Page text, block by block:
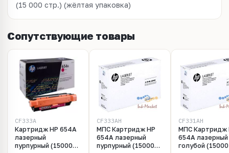
(15 000 стр.) (жёлтая упаковка)
Сопутствующие товары
CF333A
Картридж HP 654A
лазерный
пурпурный (15000
CF333AH
МПС Картридж HP
654A лазерный
пурпурный (15000
CF331AH
МПС Картридж
654A лазерный
голубой